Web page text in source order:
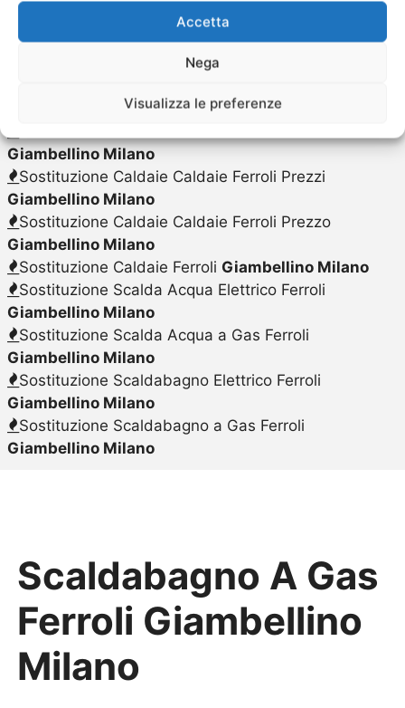
Accetta
Nega
Visualizza le preferenze
Sostituzione Caldaie Caldaie Ferroli Costo
Giambellino Milano
Sostituzione Caldaie Caldaie Ferroli Prezzi
Giambellino Milano
Sostituzione Caldaie Caldaie Ferroli Prezzo
Giambellino Milano
Sostituzione Caldaie Ferroli Giambellino Milano
Sostituzione Scalda Acqua Elettrico Ferroli
Giambellino Milano
Sostituzione Scalda Acqua a Gas Ferroli
Giambellino Milano
Sostituzione Scaldabagno Elettrico Ferroli
Giambellino Milano
Sostituzione Scaldabagno a Gas Ferroli
Giambellino Milano
Scaldabagno A Gas
Ferroli Giambellino
Milano